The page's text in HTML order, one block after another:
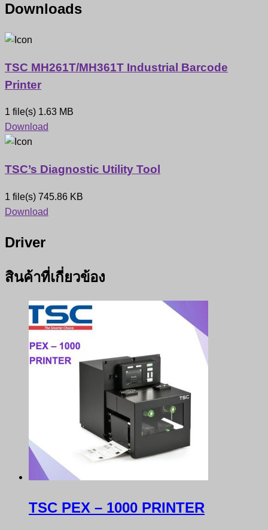
Downloads
TSC MH261T/MH361T Industrial Barcode
Printer
1 file(s) 1.63 MB
Download
TSC’s Diagnostic Utility Tool
1 file(s) 745.86 KB
Download
Driver
สินค้าที่เกี่ยวข้อง
TSC PEX – 1000 PRINTER